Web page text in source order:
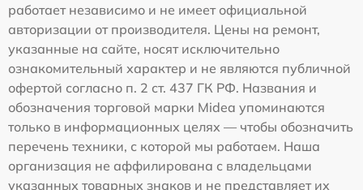
работает независимо и не имеет официальной
авторизации от производителя. Цены на ремонт,
указанные на сайте, носят исключительно
ознакомительный характер и не являются публичной
офертой согласно п. 2 ст. 437 ГК РФ. Названия и
обозначения торговой марки Midea упоминаются
только в информационных целях — чтобы обозначить
перечень техники, с которой мы работаем. Наша
организация не аффилирована с владельцами
указанных товарных знаков и не представляет их